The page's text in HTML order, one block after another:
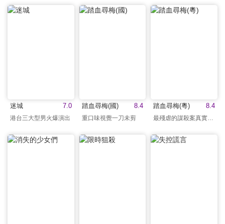
7.0
迷城
港台三大型男火爆演出
8.4
踏血尋梅(國)
重口味視覺一刀未剪
8.4
踏血尋梅(粵)
最殘虐的謀殺案真實改編